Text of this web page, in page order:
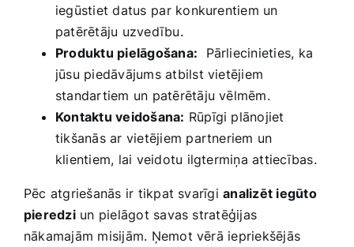
iegūstiet datus⁤ par‍ konkurentiem ‌un
patērētāju uzvedību.
Produktu pielāgošana: ‌ Pārliecinieties, ka
jūsu ​piedāvājums atbilst vietējiem
standartiem un patērētāju vēlmēm.
Kontaktu veidošana: Rūpīgi plānojiet
tikšanās ar vietējiem partneriem un
klientiem, lai veidotu ilgtermiņa attiecības.
Pēc atgriešanās ir tikpat svarīgianalizēt‍ iegūto
pieredziun pielāgot savas stratēģijas
nākamajām misijām. Ņemot vērā iepriekšējās